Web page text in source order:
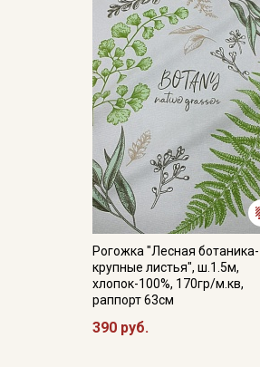
Рогожка "Лесная ботаника-
крупные листья", ш.1.5м,
хлопок-100%, 170гр/м.кв,
раппорт 63см
390 руб.